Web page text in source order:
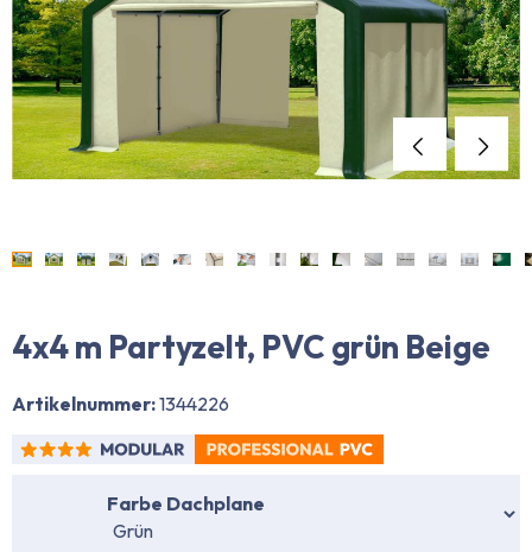
4x4 m Partyzelt, PVC grün Beige
Artikelnummer:1344226
Farbe Dachplane